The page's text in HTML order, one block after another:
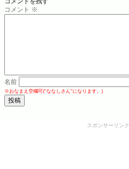
コメント ※
名前
※おなまえ空欄可("ななしさん"になります。)
スポンサーリンク